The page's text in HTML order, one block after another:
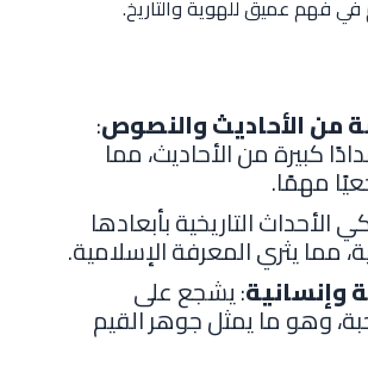
فهم عميق للهوية والتاريخ.
من الأحاديث والنصوص:
كبيرة من الأحاديث، مما
مهمًا.
الأحداث التاريخية بأبعادها
مما يثري المعرفة الإسلامية.
وإنسانية: يشجع على
وهو ما يمثل جوهر القيم